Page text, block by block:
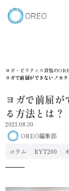
ヨガ・ピラティス資格の
ヨガで前屈ができない！カ
ヨガで前屈
る方法とは？
2023.08.30
OREO編集部
コラム
RYT200